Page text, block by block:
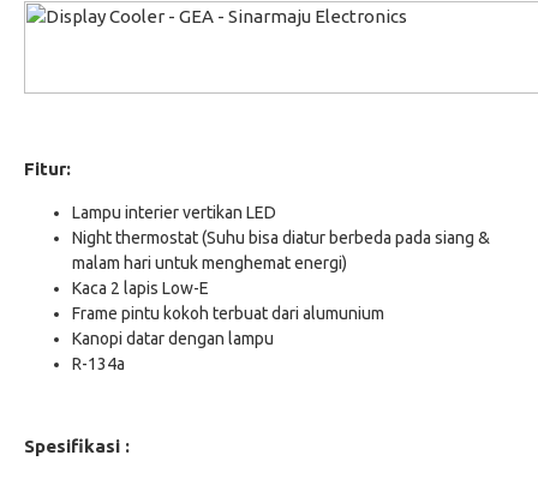
Fitur:
Lampu interier vertikan LED
Night thermostat (Suhu bisa diatur berbeda pada siang &
malam hari untuk menghemat energi)
Kaca 2 lapis Low-E
Frame pintu kokoh terbuat dari alumunium
Kanopi datar dengan lampu
R-134a
Spesifikasi :